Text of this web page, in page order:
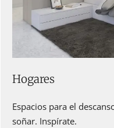
Hogares
Espacios para el
soñar. Inspírate.